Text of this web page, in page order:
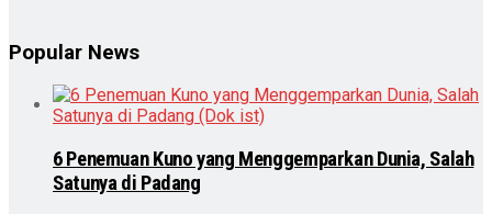
Popular News
6 Penemuan Kuno yang Menggemparkan Dunia, Salah
Satunya di Padang